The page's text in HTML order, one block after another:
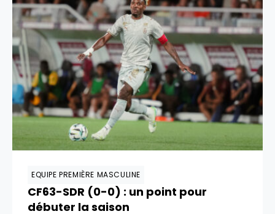
EQUIPE PREMIÈRE MASCULINE
CF63-SDR (0-0) : un point pour
débuter la saison